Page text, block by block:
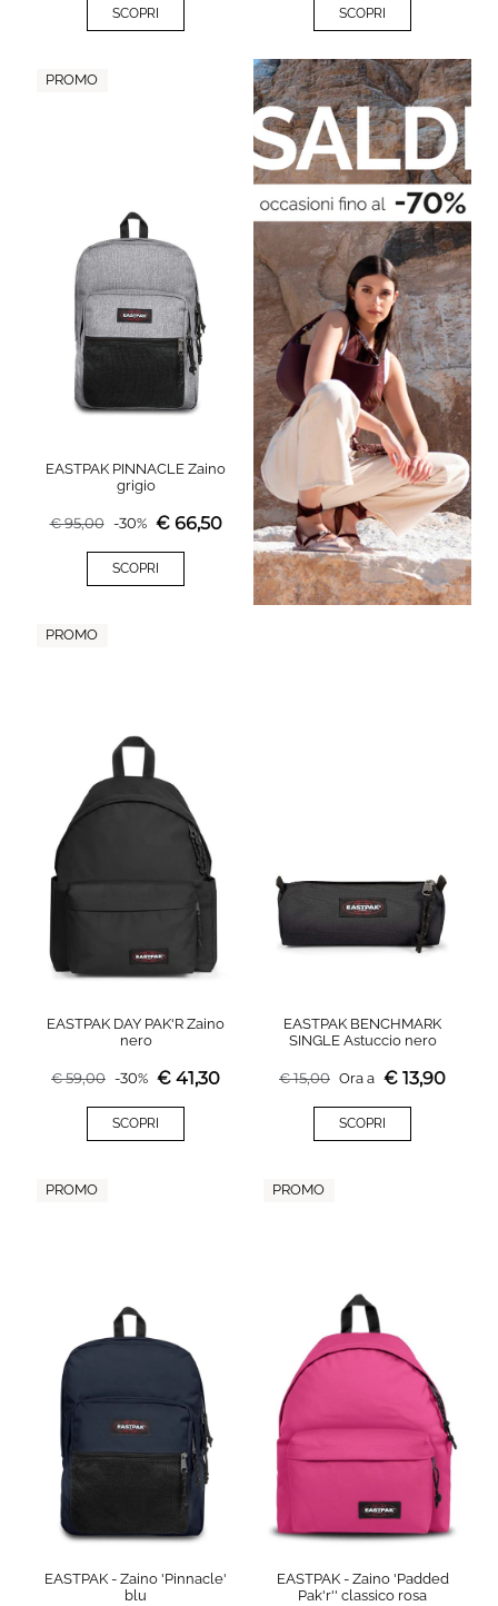
SCOPRI SCOPRI
PROMO
EASTPAK PINNACLE Zaino
grigio
€95,00 -30% € 66,50
SCOPRI
PROMO
EASTPAK DAY PAK'R Zaino
nero
€59,00 -30% € 41,30
SCOPRI
EASTPAK BENCHMARK
SINGLE Astuccio nero
€15,00 Ora a € 13,90
SCOPRI
PROMO
EASTPAK - Zaino 'Pinnacle'
blu
PROMO
EASTPAK - Zaino 'Padded
Pak'r'' classico rosa